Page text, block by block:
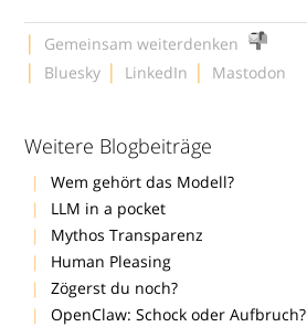
| Gemeinsam weiterdenken
| Bluesky | LinkedIn | Mastodon
Weitere Blogbeiträge
Wem gehört das Modell?
LLM in a pocket
Mythos Transparenz
Human Pleasing
Zögerst du noch?
OpenClaw: Schock oder Aufbruch?